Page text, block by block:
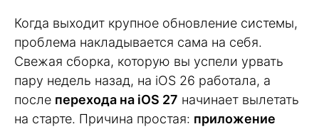
Когда выходит крупное обновление системы,
проблема накладывается сама на себя.
Свежая сборка, которую вы успели урвать
пару недель назад, на iOS 26 работала, а
после перехода на iOS 27 начинает вылетать
на старте. Причина простая: приложение